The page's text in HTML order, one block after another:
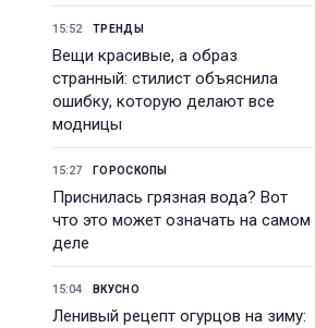
15:52 ТРЕНДЫ
Вещи красивые, а образ
странный: стилист объяснила
ошибку, которую делают все
модницы
15:27 ГОРОСКОПЫ
Приснилась грязная вода? Вот
что это может означать на самом
деле
15:04 ВКУСНО
Ленивый рецепт огурцов на зиму: